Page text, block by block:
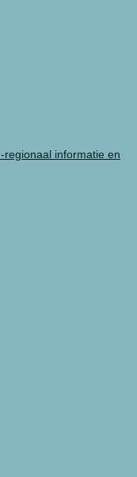
regionaal informatie en